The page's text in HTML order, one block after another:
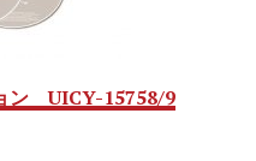
ン UICY-15758/9